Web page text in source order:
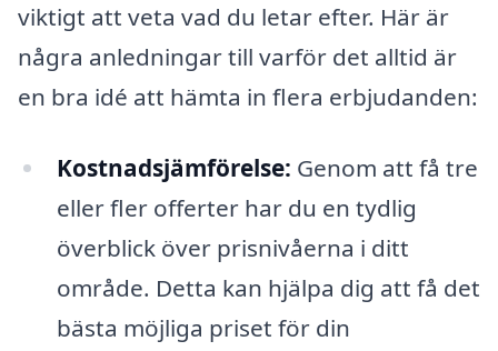
viktigt att veta vad du letar efter. Här är
några anledningar till varför det alltid är
en bra idé att hämta in flera erbjudanden:
Kostnadsjämförelse: Genom att få tre
eller fler offerter har du en tydlig
överblick över prisnivåerna i ditt
område. Detta kan hjälpa dig att få det
bästa möjliga priset för din